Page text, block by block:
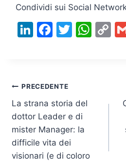
Condividi sui Social
Li
dI
n
F
b
o
o
k
T
W C
Navigazione
articoli
PRECEDENTE
La strana storia del
dottor Leader e di
mister Manager: la
difficile vita dei
visionari (e di coloro